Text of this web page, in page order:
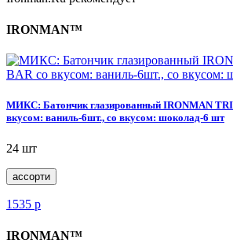
IRONMAN™
МИКС: Батончик глазированный IRONMAN
вкусом: ваниль-6шт., со вкусом: шоколад-6 шт
24 шт
ассорти
1535 р
IRONMAN™